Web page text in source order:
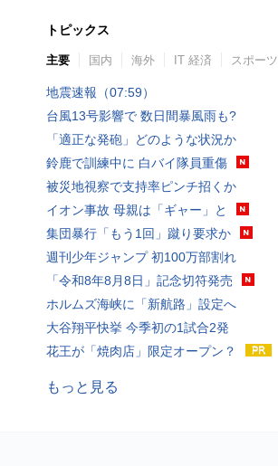
トピックス
主要 国内 海外 IT 経済 スポーツ
地震速報（07:59）
台風13号影響で 数日間暴風雨も?
「適正な発砲」どのような状況か
鈴鹿で訓練中に 白バイ隊員重傷
被災地視察で支持率ピンチ招くか
イオン事故 母親は「ギャー」と
集団暴行「もう1回」蹴り要求か
週刊少年ジャンプ 初100万部割れ
「令和8年8月8日」記念切符発売
ホルムズ海峡に「新航路」設定へ
大谷翔平快挙 今季初の1試合2発
花王が「焼肉店」限定オープン？
もっと見る